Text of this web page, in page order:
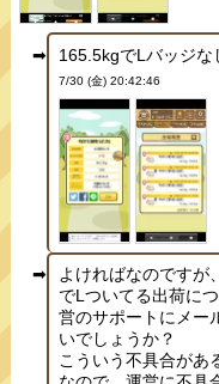
165.5kgでLバッジ
7/30 (金) 20:42:46
よければなのですが
でLついてる出荷に
営のサポートにメー
いでしょうか？
こういう不具合があ